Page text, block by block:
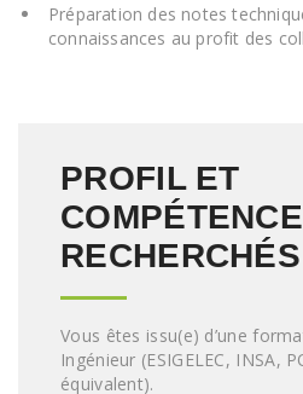
Préparation des notes
connaissances au profit des
PROFIL ET
RECHERCHÉS
Vous êtes issu(e) d’une
Ingénieur (ESIGELEC, INSA,
équivalent).